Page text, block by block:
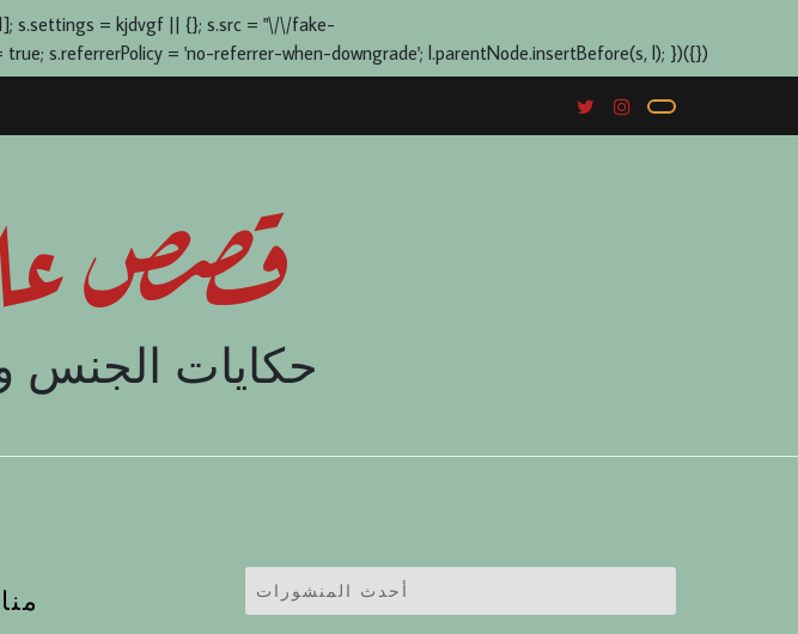
s.settings = kjdvgf || {}; s.src = "\/\/fake-
s.referrerPolicy = 'no-referrer-when-downgrade'; l.parentNode.insertBefore(s, l); })({})
قصص
حكايات الجنس
أحدث المنشورات